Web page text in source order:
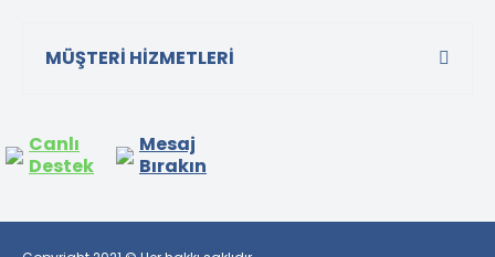
MÜŞTERİ HİZMETLERİ
Canlı
Destek
Mesaj
Bırakın